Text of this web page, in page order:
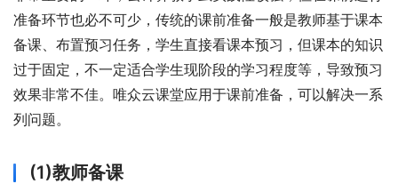
准备环节也必不可少，传统的课前准备一般是教师基于课本
备课、布置预习任务，学生直接看课本预习，但课本的知识
过于固定，不一定适合学生现阶段的学习程度等，导致预习
效果非常不佳。唯众云课堂应用于课前准备，可以解决一系
列问题。
(1)教师备课